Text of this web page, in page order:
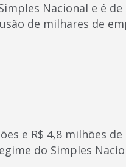
Nacional e é de
de milhares de
e R$ 4,8 milhões
do Simples